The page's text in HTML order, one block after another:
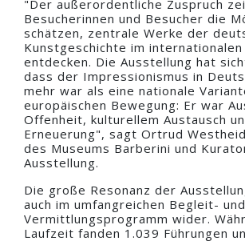
"Der außerordentliche Zuspruch
Besucherinnen und Besucher die
schätzen, zentrale Werke der
Kunstgeschichte im
entdecken. Die Ausstellung hat
dass der Impressionismus in
mehr war als eine nationale
europäischen Bewegung: Er war
Offenheit, kulturellem Austausch
Erneuerung", sagt Ortrud
des Museums Barberini und
Ausstellung.
Die große Resonanz der
auch im umfangreichen Begleit- und
Vermittlungsprogramm wider.
Laufzeit fanden 1.039 Führungen